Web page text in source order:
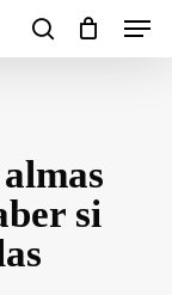
search
Menu
Close
si